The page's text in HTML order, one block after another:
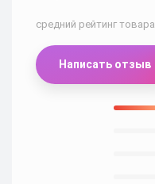
средний рейтинг товара
Написать отзыв